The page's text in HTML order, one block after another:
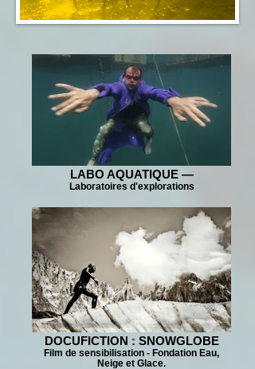
LABO AQUATIQUE —
Laboratoires d'explorations
DOCUFICTION : SNOWGLOBE
Film de sensibilisation - Fondation Eau,
Neige et Glace.